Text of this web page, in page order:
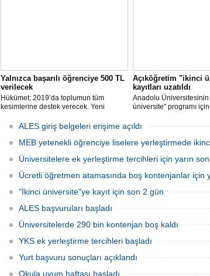
Yalnızca başarılı öğrenciye 500 TL
verilecek
Hükümet; 2019’da toplumun tüm
kesimlerine destek verecek. Yeni
ayda 300, ağır kronik hastalığı olana
200, başarılı öğrencilere 500 TL destek
verilecek.
Açıköğretim "ikinci
kayıtları uzatıldı
Anadolu Üniversitesinin
üniversite" programı
ALES giriş belgeleri erişime açıldı
MEB yetenekli öğrenciye liselere yerleştirmede
Üniversitelere ek yerleştirme tercihleri için yarın
Ücretli öğretmen atamasında boş kontenjanlar için
"İkinci üniversite"ye kayıt için son 2 gün
ALES başvuruları başladı
Üniversitelerde 290 bin kontenjan boş kaldı
YKS ek yerleştirme tercihleri başladı
Yurt başvuru sonuçları açıklandı
Okula uyum haftası başladı